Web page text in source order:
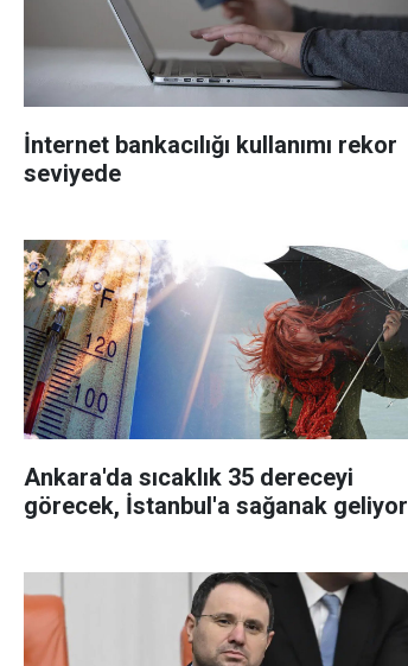
İnternet bankacılığı kullanımı rekor
seviyede
Ankara'da sıcaklık 35 dereceyi
görecek, İstanbul'a sağanak geliyor